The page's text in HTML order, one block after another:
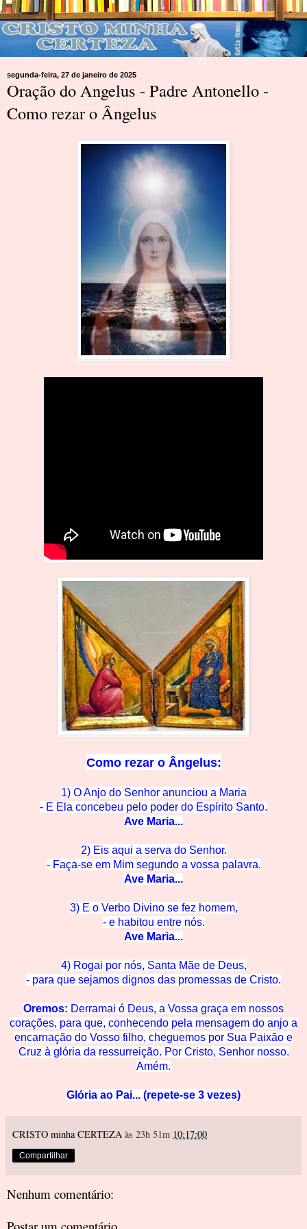
segunda-feira, 27 de janeiro de 2025
Oração do Angelus - Padre Antonello -
Como rezar o Ângelus
Como rezar o Ângelus:
1) O Anjo do Senhor anunciou a Maria
- E Ela concebeu pelo poder do Espírito Santo.
Ave Maria...
2) Eis aqui a serva do Senhor.
- Faça-se em Mim segundo a vossa palavra.
Ave Maria...
3) E o Verbo Divino se fez homem,
- e habitou entre nós.
Ave Maria...
4) Rogai por nós, Santa Mãe de Deus,
- para que sejamos dignos das promessas de Cristo.
Oremos: Derramai ó Deus, a Vossa graça em nossos
corações, para que, conhecendo pela mensagem do anjo a
encarnação do Vosso filho, cheguemos por Sua Paixão e
Cruz à glória da ressurreição. Por Cristo, Senhor nosso.
Amém.
Glória ao Pai... (repete-se 3 vezes)
CRISTO minha CERTEZA às 23h 51m 10:17:00
Compartilhar
Nenhum comentário: